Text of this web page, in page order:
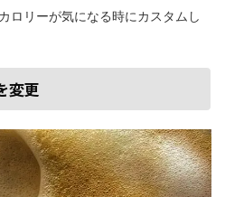
ロリーが気になる時にカスタムし
変更